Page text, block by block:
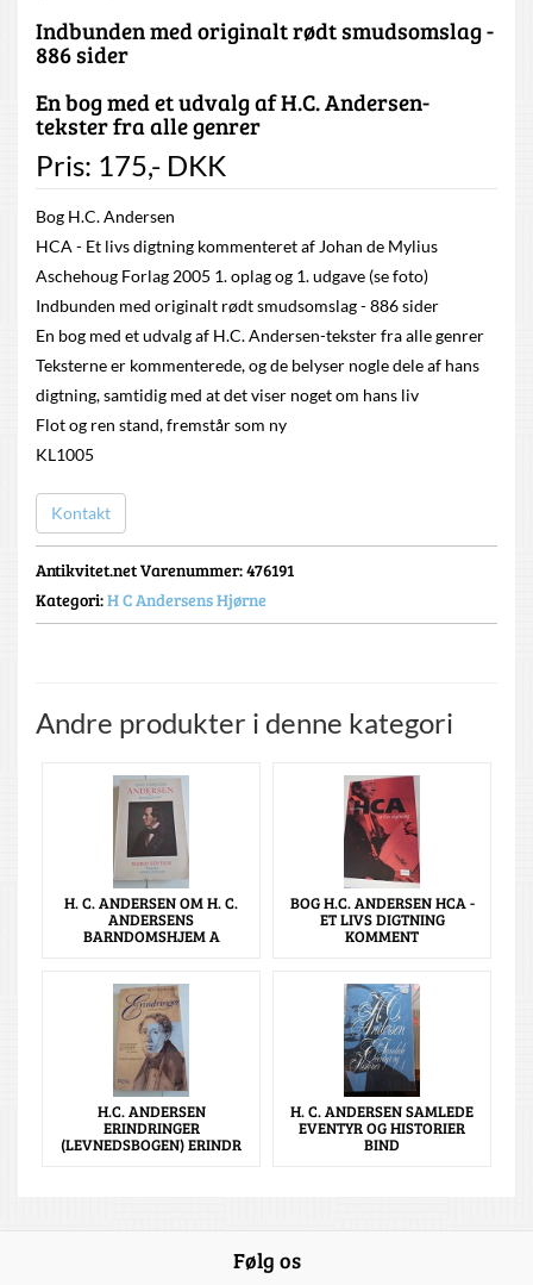
Indbunden med originalt rødt smudsomslag -
886 sider
En bog med et udvalg af H.C. Andersen-
tekster fra alle genrer
Pris: 175,- DKK
Bog H.C. Andersen
HCA - Et livs digtning kommenteret af Johan de Mylius
Aschehoug Forlag 2005 1. oplag og 1. udgave (se foto)
Indbunden med originalt rødt smudsomslag - 886 sider
En bog med et udvalg af H.C. Andersen-tekster fra alle genrer
Teksterne er kommenterede, og de belyser nogle dele af hans
digtning, samtidig med at det viser noget om hans liv
Flot og ren stand, fremstår som ny
KL1005
Kontakt
Antikvitet.net Varenummer: 476191
Kategori:H C Andersens Hjørne
Andre produkter i denne kategori
H. C. ANDERSEN OM H. C.
ANDERSENS
BARNDOMSHJEM A
BOG H.C. ANDERSEN HCA -
ET LIVS DIGTNING
KOMMENT
H.C. ANDERSEN
ERINDRINGER
(LEVNEDSBOGEN) ERINDR
H. C. ANDERSEN SAMLEDE
EVENTYR OG HISTORIER
BIND
Følg os